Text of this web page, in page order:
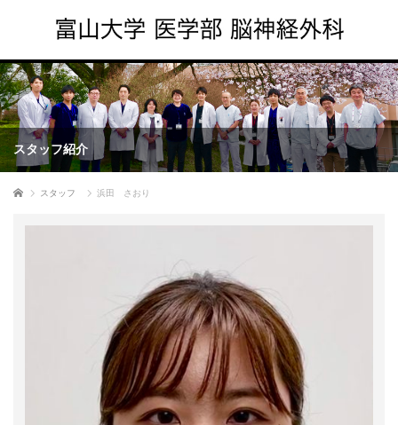
スタッフ紹介
ホーム スタッフ 浜田 さおり